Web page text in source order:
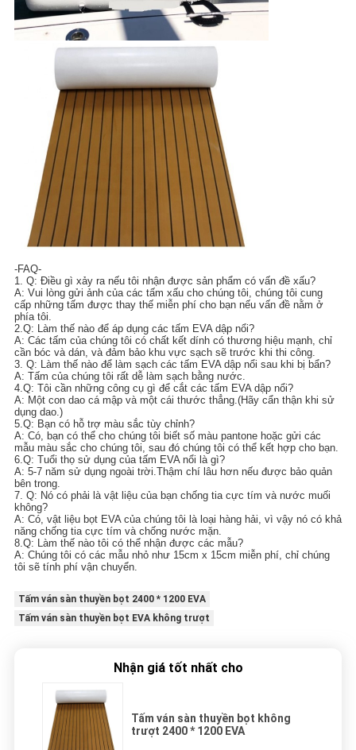
-FAQ-
1. Q: Điều gì xảy ra nếu tôi nhận được sản phẩm có vấn đề xấu?
A: Vui lòng gửi ảnh của các tấm xấu cho chúng tôi, chúng tôi cung
cấp những tấm được thay thế miễn phí cho bạn nếu vấn đề nằm ở
phía tôi.
2.Q: Làm thế nào để áp dụng các tấm EVA dập nổi?
A: Các tấm của chúng tôi có chất kết dính có thương hiệu mạnh, chỉ
cần bóc và dán, và đảm bảo khu vực sạch sẽ trước khi thi công.
3. Q: Làm thế nào để làm sạch các tấm EVA dập nổi sau khi bị bẩn?
A: Tấm của chúng tôi rất dễ làm sạch bằng nước.
4.Q: Tôi cần những công cụ gì để cắt các tấm EVA dập nổi?
A: Một con dao cá mập và một cái thước thẳng.(Hãy cẩn thận khi sử
dụng dao.)
5.Q: Bạn có hỗ trợ màu sắc tùy chỉnh?
A: Có, bạn có thể cho chúng tôi biết số màu pantone hoặc gửi các
mẫu màu sắc cho chúng tôi, sau đó chúng tôi có thể kết hợp cho bạn.
6.Q: Tuổi thọ sử dụng của tấm EVA nổi là gì?
A: 5-7 năm sử dụng ngoài trời.Thậm chí lâu hơn nếu được bảo quản
bên trong.
7. Q: Nó có phải là vật liệu của bạn chống tia cực tím và nước muối
không?
A: Có, vật liệu bọt EVA của chúng tôi là loại hàng hải, vì vậy nó có khả
năng chống tia cực tím và chống nước mặn.
8.Q: Làm thế nào tôi có thể nhận được các mẫu?
A: Chúng tôi có các mẫu nhỏ như 15cm x 15cm miễn phí, chỉ chúng
tôi sẽ tính phí vận chuyển.
Tấm ván sàn thuyền bọt 2400 * 1200 EVA
Tấm ván sàn thuyền bọt EVA không trượt
Nhận giá tốt nhất cho
Tấm ván sàn thuyền bọt không
trượt 2400 * 1200 EVA